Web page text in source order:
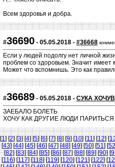
Всем здоровья и добра.
#36690 - 05.05.2018 - #36668
Если у людей подолгу нет личной
проблем со здоровьем. Значит имеет
Может что вспомнишь. Это как
#36689 - 05.05.2018 - СУКА
ЗАЕБАЛО БОЛЕТЬ
ХОЧУ КАК ДРУГИЕ ЛЮДИ ПАРИТЬСЯ
[1] [2] [3] [4] [5] [6] [7] [8] [9] [10] [11] [12] [
[43] [44] [45] [46] [47] [48] [49] [50] [51] [52
[82] [83] [84] [85] [86] [87] [88] [89] [90] [
[116] [117] [118] [119] [120] [121] [122] [